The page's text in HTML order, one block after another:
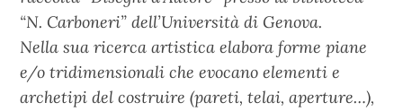
“N. Carboneri” dell’Università di Genova.
Nella sua ricerca artistica elabora forme piane
e/o tridimensionali che evocano elementi e
archetipi del costruire (pareti, telai, aperture…),